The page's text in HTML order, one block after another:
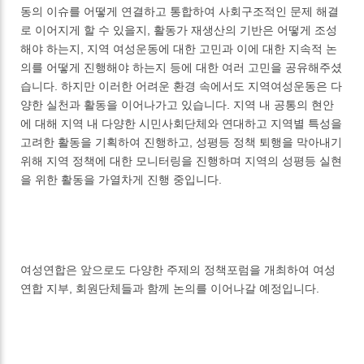
동의 이슈를 어떻게 연결하고 통합하여 사회구조적인 문제 해결
로 이어지게 할 수 있을지, 활동가 재생산의 기반은 어떻게 조성
해야 하는지, 지역 여성운동에 대한 고민과 이에 대한 지속적 논
의를 어떻게 진행해야 하는지 등에 대한 여러 고민을 공유해주셨
습니다. 하지만 이러한 어려운 환경 속에서도 지역여성운동은 다
양한 실천과 활동을 이어나가고 있습니다. 지역 내 공통의 현안
에 대해 지역 내 다양한 시민사회단체와 연대하고 지역별 특성을
고려한 활동을 기획하여 진행하고, 성평등 정책 퇴행을 막아내기
위해 지역 정책에 대한 모니터링을 진행하며 지역의 성평등 실현
을 위한 활동을 가열차게 진행 중입니다.
여성연합은 앞으로도 다양한 주제의 정책포럼을 개최하여 여성
연합 지부, 회원단체들과 함께 논의를 이어나갈 예정입니다.